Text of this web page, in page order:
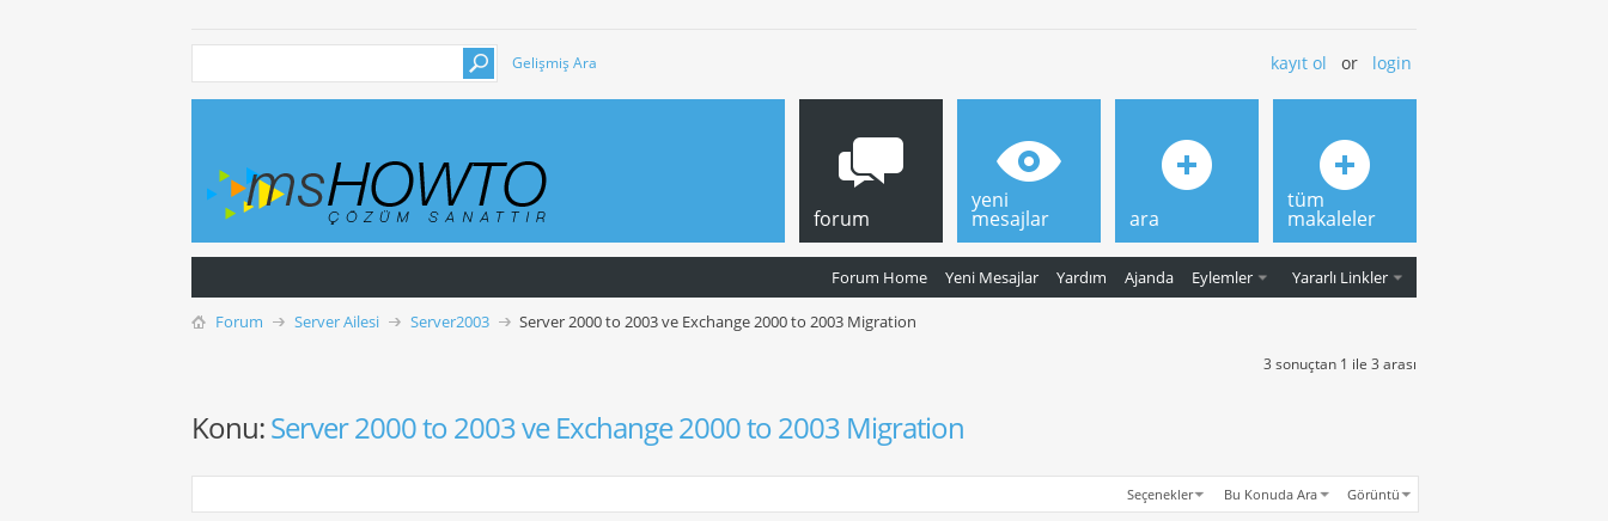
Gelişmiş Ara kayıt ol or login
forum
Forum Home Yeni Mesajlar Yardım Ajanda Eylemler Yararlı Linkler
yeni
mesajlar ara
tüm
makaleler
Forum Server Ailesi Server2003 Server 2000 to 2003 ve Exchange 2000 to 2003 Migration
3 sonuçtan 1 ile 3 arası
Konu:Server 2000 to 2003 ve Exchange 2000 to 2003 Migration
Seçenekler Bu Konuda Ara Görüntü